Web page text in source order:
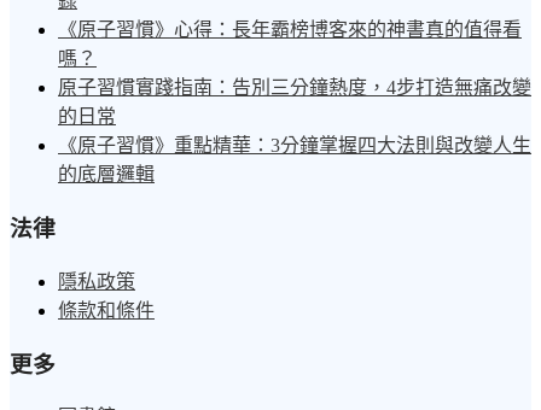
《原子習慣》心得：長年霸榜博客來的神書真的值得看
嗎？
原子習慣實踐指南：告別三分鐘熱度，4步打造無痛改變
的日常
《原子習慣》重點精華：3分鐘掌握四大法則與改變人生
的底層邏輯
法律
隱私政策
條款和條件
更多